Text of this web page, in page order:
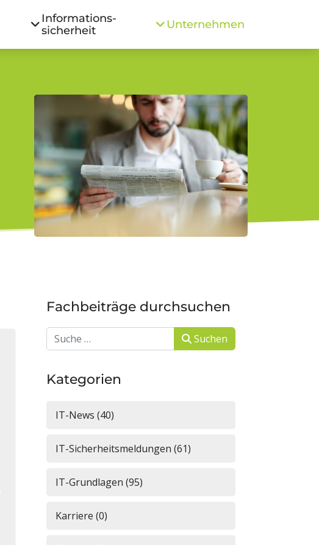
Informations­
sicherheit
Unternehmen
Fachbeiträge durchsuchen
Suchen Suchen
Kategorien
IT-News (40)
IT-Sicherheitsmeldungen (61)
IT-Grundlagen (95)
Karriere (0)